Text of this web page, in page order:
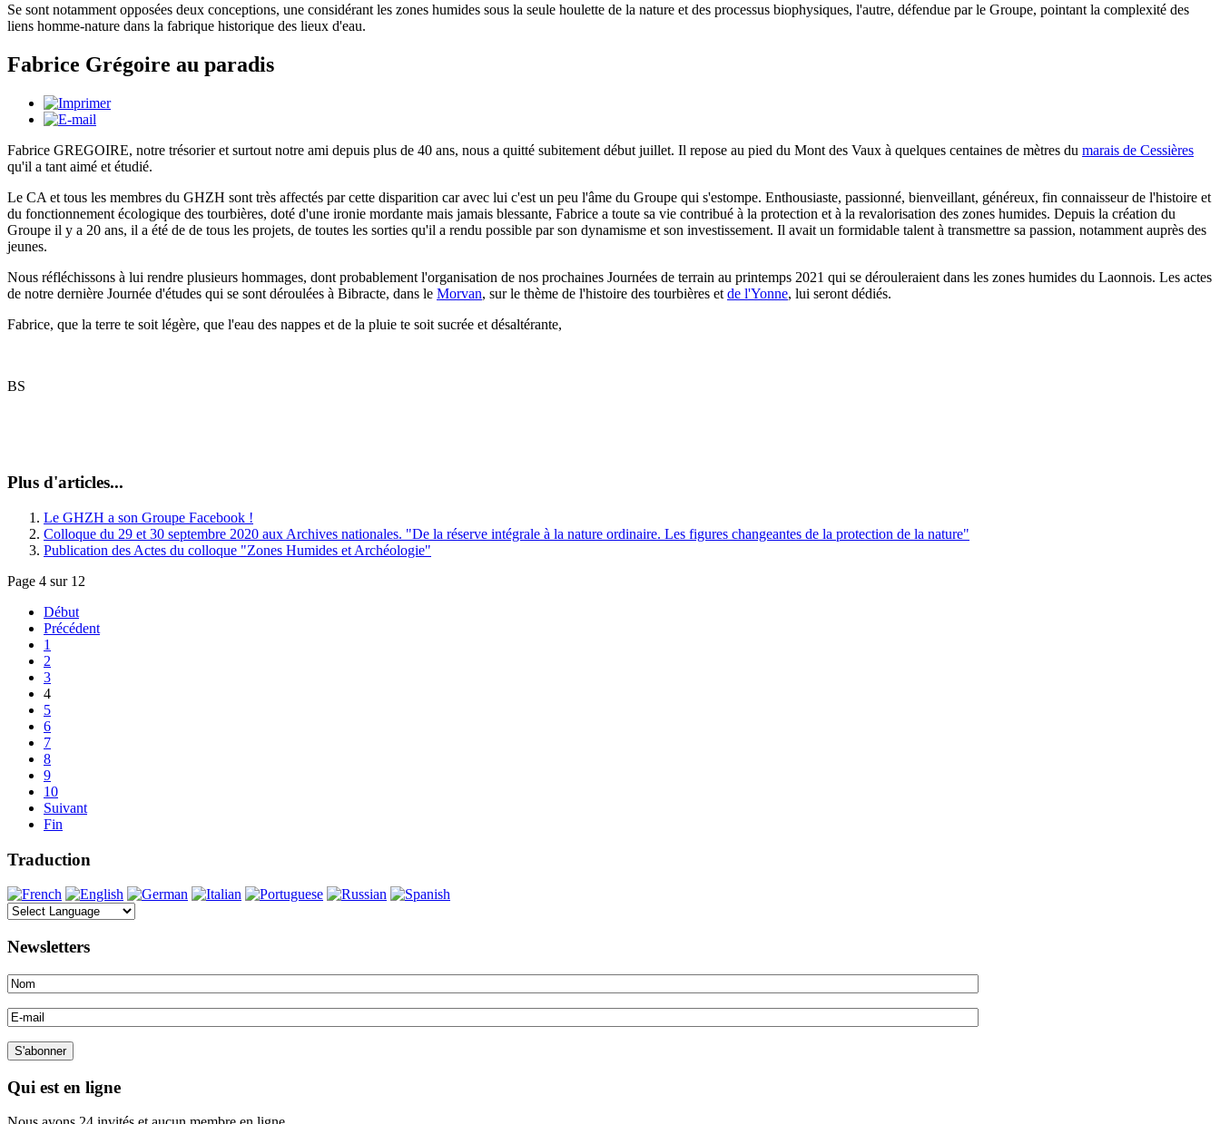
Se sont notamment opposées deux conceptions, une considérant les zones humides sous la seule houlette de la nature et des processus biophysiques, l'autre, défendue par le Groupe, pointant la complexité des
liens homme-nature dans la fabrique historique des lieux d'eau.
Fabrice Grégoire au paradis
Fabrice GREGOIRE, notre trésorier et surtout notre ami depuis plus de 40 ans, nous a quitté subitement début juillet. Il repose au pied du Mont des Vaux à quelques centaines de mètres du marais de Cessières
qu'il a tant aimé et étudié.
Le CA et tous les membres du GHZH sont très affectés par cette disparition car avec lui c'est un peu l'âme du Groupe qui s'estompe. Enthousiaste, passionné, bienveillant, généreux, fin connaisseur de l'histoire et
du fonctionnement écologique des tourbières, doté d'une ironie mordante mais jamais blessante, Fabrice a toute sa vie contribué à la protection et à la revalorisation des zones humides. Depuis la création du
Groupe il y a 20 ans, il a été de de tous les projets, de toutes les sorties qu'il a rendu possible par son dynamisme et son investissement. Il avait un formidable talent à transmettre sa passion, notamment auprès des
jeunes.
Nous réfléchissons à lui rendre plusieurs hommages, dont probablement l'organisation de nos prochaines Journées de terrain au printemps 2021 qui se dérouleraient dans les zones humides du Laonnois. Les actes
de notre dernière Journée d'études qui se sont déroulées à Bibracte, dans le Morvan, sur le thème de l'histoire des tourbières et de l'Yonne, lui seront dédiés.
Fabrice, que la terre te soit légère, que l'eau des nappes et de la pluie te soit sucrée et désaltérante,
BS
Plus d'articles...
Le GHZH a son Groupe Facebook !
Colloque du 29 et 30 septembre 2020 aux Archives nationales. "De la réserve intégrale à la nature ordinaire. Les figures changeantes de la protection de la nature"
Publication des Actes du colloque "Zones Humides et Archéologie"
Page 4 sur 12
Début
Précédent
1
2
3
4
5
6
7
8
9
10
Suivant
Fin
Traduction
Newsletters
Qui est en ligne